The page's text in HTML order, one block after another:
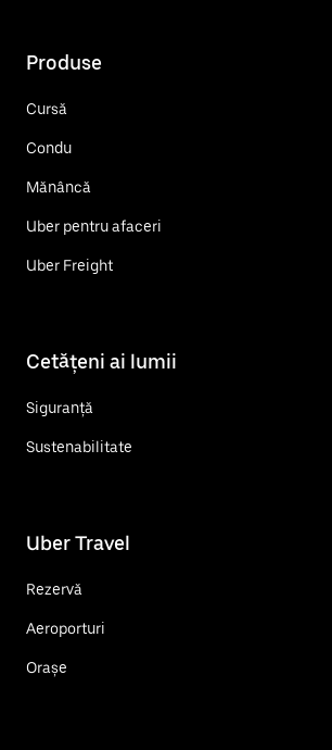
Produse
Cursă
Condu
Mănâncă
Uber pentru afaceri
Uber Freight
Cetățeni ai lumii
Siguranță
Sustenabilitate
Uber Travel
Rezervă
Aeroporturi
Orașe